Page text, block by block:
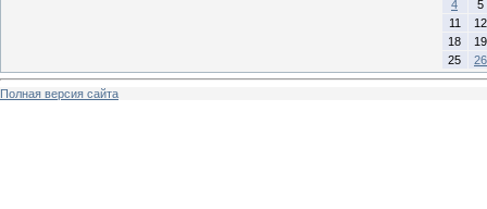
4
5
11
12
18
19
25
26
Полная версия сайта